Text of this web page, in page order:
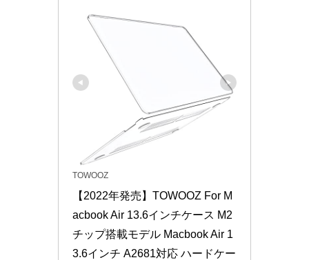
TOWOOZ
【2022年発売】TOWOOZ For M
acbook Air 13.6インチケース M2
チップ搭載モデル Macbook Air 1
3.6インチ A2681対応 ハードケー